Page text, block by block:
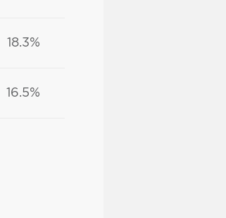
18.3%
16.5%